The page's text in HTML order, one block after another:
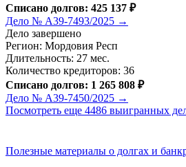
Списано долгов: 425 137 ₽
Дело № А39-7493/2025 →
Дело завершено
Регион: Мордовия Респ
Длительность: 27 мес.
Количество кредиторов: 36
Списано долгов: 1 265 808 ₽
Дело № А39-7450/2025 →
Посмотреть еще 4486 выигранных
Полезные материалы о долгах и